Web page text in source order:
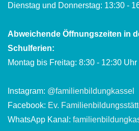
Dienstag und Donnerstag: 13:30 -
Abweichende Öffnungszeiten in
Schulferien:
Montag bis Freitag: 8:30 - 12:30 Uhr
Instagram: @familienbildungkassel
Facebook: Ev.
WhatsApp Kanal: